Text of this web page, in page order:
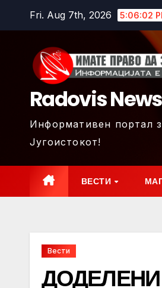
Fri. Aug 7th, 2026 5:06:04
Radovis News
Информативен портал
Југоистокот!
ВЕСТИ
Вести
ДОДЕЛЕНИ